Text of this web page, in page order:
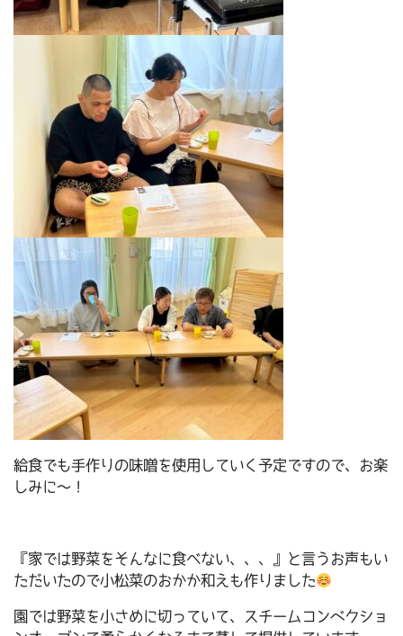
給食でも手作りの味噌を使用していく予定ですので、お楽
しみに～！
『家では野菜をそんなに食べない、、、』と言うお声もい
ただいたので小松菜のおかか和えも作りました
園では野菜を小さめに切っていて、スチームコンベクショ